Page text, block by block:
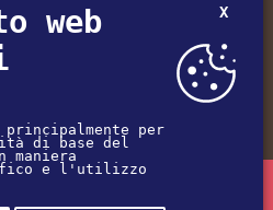
Rif. NI-001079?
a Pordenone,
web
X
per
di base del
maniera
e l'utilizzo